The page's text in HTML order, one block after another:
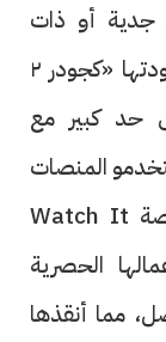
جدية أو ذات
الطبيعة الخاصة تذيّلت القائمة رغم جودتها «كجودر ٢
حد كبير مع
المنصات
لما يُثار حوله حديث وشهرة أكبر. منصة Watch It
الحصرية
مما أنقذها